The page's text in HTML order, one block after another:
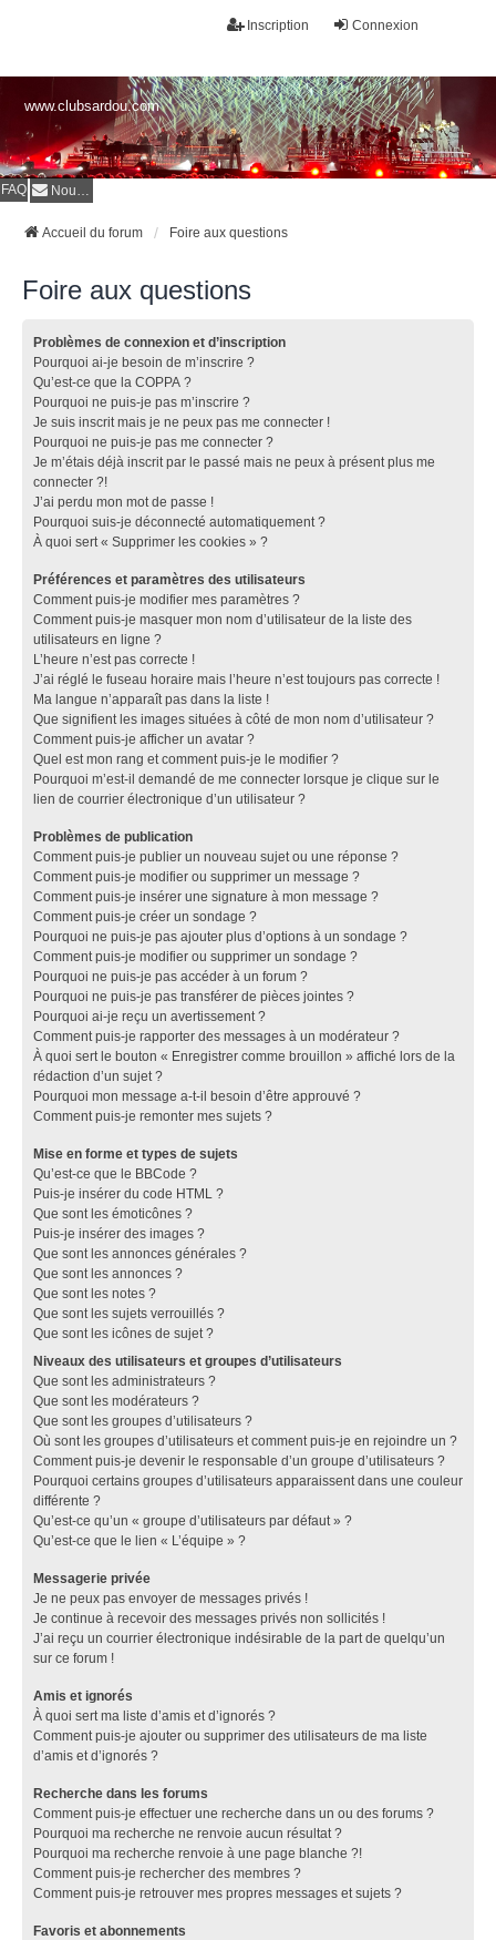
Connexion
Inscription
www.clubsardou.com
FAQ Nous contacter
Accueil du forum Foire aux questions
Foire aux questions
Problèmes de connexion et d’inscription
Pourquoi ai-je besoin de m’inscrire ?
Qu’est-ce que la COPPA ?
Pourquoi ne puis-je pas m’inscrire ?
Je suis inscrit mais je ne peux pas me connecter !
Pourquoi ne puis-je pas me connecter ?
Je m’étais déjà inscrit par le passé mais ne peux à présent plus me
connecter ?!
J’ai perdu mon mot de passe !
Pourquoi suis-je déconnecté automatiquement ?
À quoi sert « Supprimer les cookies » ?
Préférences et paramètres des utilisateurs
Comment puis-je modifier mes paramètres ?
Comment puis-je masquer mon nom d’utilisateur de la liste des
utilisateurs en ligne ?
L’heure n’est pas correcte !
J’ai réglé le fuseau horaire mais l’heure n’est toujours pas correcte !
Ma langue n’apparaît pas dans la liste !
Que signifient les images situées à côté de mon nom d’utilisateur ?
Comment puis-je afficher un avatar ?
Quel est mon rang et comment puis-je le modifier ?
Pourquoi m’est-il demandé de me connecter lorsque je clique sur le
lien de courrier électronique d’un utilisateur ?
Problèmes de publication
Comment puis-je publier un nouveau sujet ou une réponse ?
Comment puis-je modifier ou supprimer un message ?
Comment puis-je insérer une signature à mon message ?
Comment puis-je créer un sondage ?
Pourquoi ne puis-je pas ajouter plus d’options à un sondage ?
Comment puis-je modifier ou supprimer un sondage ?
Pourquoi ne puis-je pas accéder à un forum ?
Pourquoi ne puis-je pas transférer de pièces jointes ?
Pourquoi ai-je reçu un avertissement ?
Comment puis-je rapporter des messages à un modérateur ?
À quoi sert le bouton « Enregistrer comme brouillon » affiché lors de la
rédaction d’un sujet ?
Pourquoi mon message a-t-il besoin d’être approuvé ?
Comment puis-je remonter mes sujets ?
Mise en forme et types de sujets
Qu’est-ce que le BBCode ?
Puis-je insérer du code HTML ?
Que sont les émoticônes ?
Puis-je insérer des images ?
Que sont les annonces générales ?
Que sont les annonces ?
Que sont les notes ?
Que sont les sujets verrouillés ?
Que sont les icônes de sujet ?
Niveaux des utilisateurs et groupes d’utilisateurs
Que sont les administrateurs ?
Que sont les modérateurs ?
Que sont les groupes d’utilisateurs ?
Où sont les groupes d’utilisateurs et comment puis-je en rejoindre un ?
Comment puis-je devenir le responsable d’un groupe d’utilisateurs ?
Pourquoi certains groupes d’utilisateurs apparaissent dans une couleur
différente ?
Qu’est-ce qu’un « groupe d’utilisateurs par défaut » ?
Qu’est-ce que le lien « L’équipe » ?
Messagerie privée
Je ne peux pas envoyer de messages privés !
Je continue à recevoir des messages privés non sollicités !
J’ai reçu un courrier électronique indésirable de la part de quelqu’un
sur ce forum !
Amis et ignorés
À quoi sert ma liste d’amis et d’ignorés ?
Comment puis-je ajouter ou supprimer des utilisateurs de ma liste
d’amis et d’ignorés ?
Recherche dans les forums
Comment puis-je effectuer une recherche dans un ou des forums ?
Pourquoi ma recherche ne renvoie aucun résultat ?
Pourquoi ma recherche renvoie à une page blanche ?!
Comment puis-je rechercher des membres ?
Comment puis-je retrouver mes propres messages et sujets ?
Favoris et abonnements